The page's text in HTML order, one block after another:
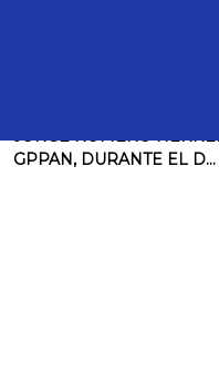
JORGE ROMERO
GPPAN, DURANTE EL D...